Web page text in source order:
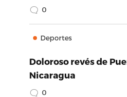
0
Deportes
Doloroso revés de
Nicaragua
0